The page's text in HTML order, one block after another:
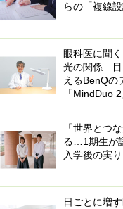
らの「複線設
眼科医に聞
光の関係…目
えるBenQの
「MindDuo 2
「世界とつ
る…1期生が
入学後の実り
日ごとに増